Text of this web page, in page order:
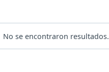
No se encontraron resultados.